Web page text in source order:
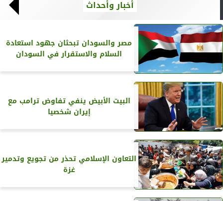
أخبار وأحداث
مصر والسودان تبحثان جهود استعادة
السلام والاستقرار في السودان
البيت الأبيض ينفي تفاوض ترامب مع
إيران شخصيا
التعاون الإسلامي تحذر من تجويع وتدمير
غزة